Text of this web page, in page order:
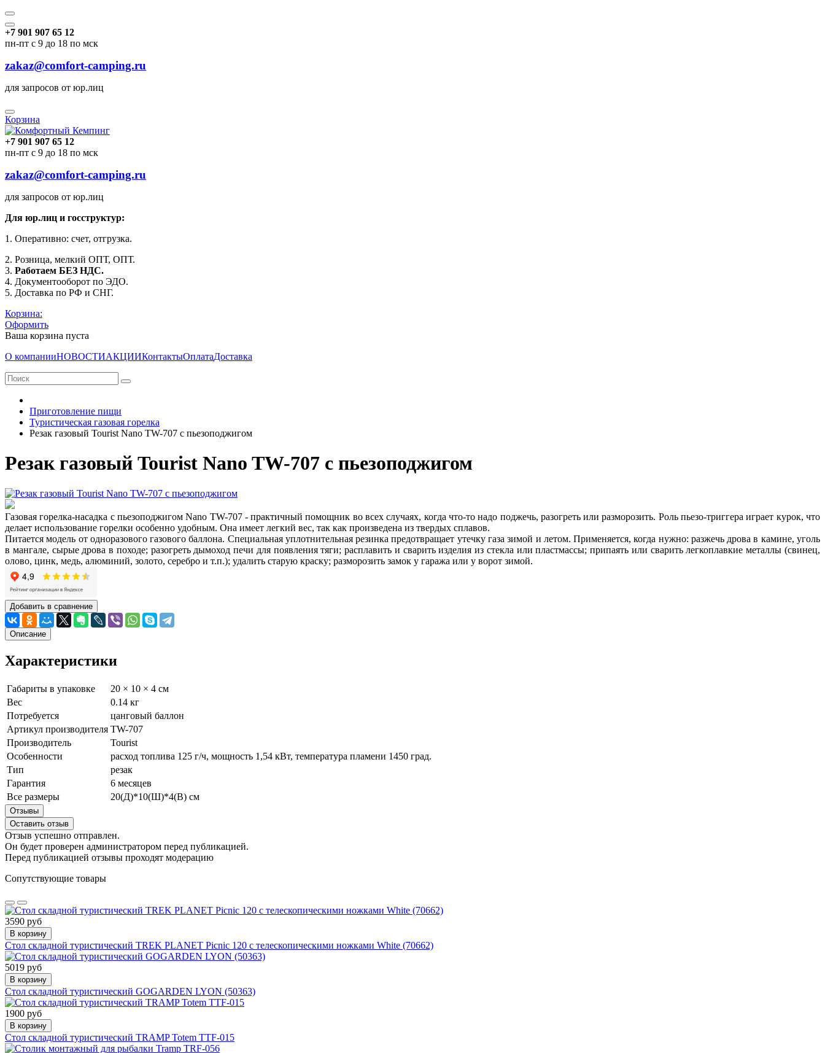
+7 901 907 65 12
пн-пт с 9 до 18 по мск
zakaz@comfort-camping.ru
для запросов от юр.лиц
Корзина
+7 901 907 65 12
пн-пт с 9 до 18 по мск
zakaz@comfort-camping.ru
для запросов от юр.лиц
Для юр.лиц и госструктур:
1. Оперативно: счет, отгрузка.
2. Розница, мелкий ОПТ, ОПТ.
3. Работаем БЕЗ НДС.
4. Документооборот по ЭДО.
5. Доставка по РФ и СНГ.
Корзина:
Оформить
Ваша корзина пуста
О компанииНОВОСТИАКЦИИКонтактыОплатаДоставка
Приготовление пищи
Туристическая газовая горелка
Резак газовый Tourist Nano TW-707 с пьезоподжигом
Резак газовый Tourist Nano TW-707 с пьезоподжигом
Газовая горелка-насадка с пьезоподжигом Nano TW-707 - практичный помощник во всех случаях, когда что-то надо поджечь, разогреть или разморозить. Роль пьезо-триггера играет курок, что
делает использование горелки особенно удобным. Она имеет легкий вес, так как произведена из твердых сплавов.
Питается модель от одноразового газового баллона. Специальная уплотнительная резинка предотвращает утечку газа зимой и летом. Применяется, когда нужно: разжечь дрова в камине, уголь
в мангале, сырые дрова в походе; разогреть дымоход печи для появления тяги; расплавить и сварить изделия из стекла или пластмассы; припаять или сварить легкоплавкие металлы (свинец,
олово, цинк, медь, алюминий, золото, серебро и т.п.); удалить старую краску; разморозить замок у гаража или у ворот зимой.
Добавить в сравнение
Описание
Характеристики
Габариты в упаковке
20 × 10 × 4 см
Вес
0.14 кг
Потребуется
цанговый баллон
Артикул производителя TW-707
Производитель
Tourist
Особенности
расход топлива 125 г/ч, мощность 1,54 кВт, температура пламени 1450 град.
Тип
резак
Гарантия
6 месяцев
Все размеры
20(Д)*10(Ш)*4(В) см
Отзывы
Оставить отзыв
Отзыв успешно отправлен.
Он будет проверен администратором перед публикацией.
Перед публикацией отзывы проходят модерацию
Сопутствующие товары
3590 руб
В корзину
Стол складной туристический TREK PLANET Picnic 120 с телескопическими ножками White (70662)
5019 руб
В корзину
Стол складной туристический GOGARDEN LYON (50363)
1900 руб
В корзину
Стол складной туристический TRAMP Totem TTF-015